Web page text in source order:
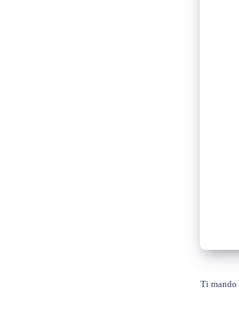
Ti mando